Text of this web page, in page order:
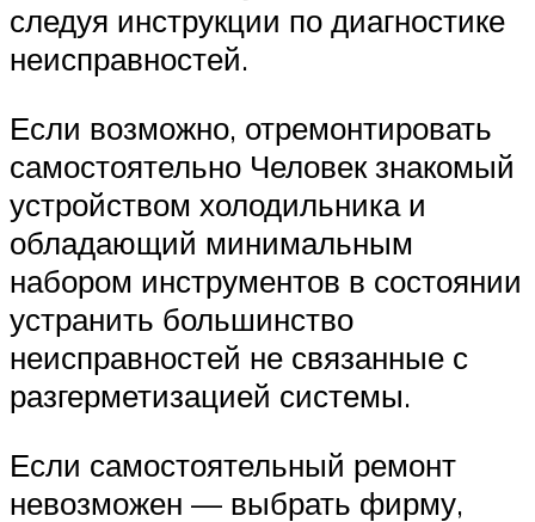
следуя инструкции по диагностике
неисправностей.
Если возможно, отремонтировать
самостоятельно Человек знакомый
устройством холодильника и
обладающий минимальным
набором инструментов в состоянии
устранить большинство
неисправностей не связанные с
разгерметизацией системы.
Если самостоятельный ремонт
невозможен — выбрать фирму,